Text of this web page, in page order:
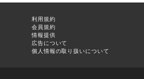
利用規約
会員規約
情報提供
広告について
個人情報の取り扱いについて